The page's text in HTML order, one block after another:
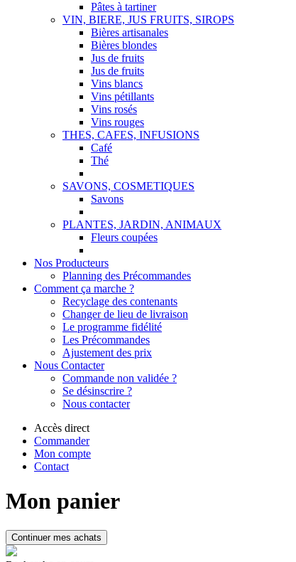
Pâtes à tartiner
VIN, BIERE, JUS FRUITS, SIROPS
Bières artisanales
Bières blondes
Jus de fruits
Jus de fruits
Vins blancs
Vins pétillants
Vins rosés
Vins rouges
THES, CAFES, INFUSIONS
Café
Thé
SAVONS, COSMETIQUES
Savons
PLANTES, JARDIN, ANIMAUX
Fleurs coupées
Nos Producteurs
Planning des Précommandes
Comment ça marche ?
Recyclage des contenants
Changer de lieu de livraison
Le programme fidélité
Les Précommandes
Ajustement des prix
Nous Contacter
Commande non validée ?
Se désinscrire ?
Nous contacter
Accès direct
Commander
Mon compte
Contact
Mon panier
Continuer mes achats